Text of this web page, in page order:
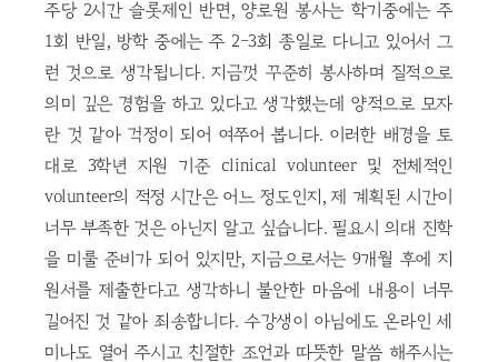
주당 2시간 슬롯제인 반면, 양로원 봉사는 학기중에는 주
1회 반일, 방학 중에는 주 2-3회 종일로 다니고 있어서 그
런 것으로 생각됩니다. 지금껏 꾸준히 봉사하며 질적으로
의미 깊은 경험을 하고 있다고 생각했는데 양적으로 모자
란 것 같아 걱정이 되어 여쭈어 봅니다. 이러한 배경을 토
대로 3학년 지원 기준 clinical volunteer 및 전체적인
volunteer의 적정 시간은 어느 정도인지, 제 계획된 시간이
너무 부족한 것은 아닌지 알고 싶습니다. 필요시 의대 진학
을 미룰 준비가 되어 있지만, 지금으로서는 9개월 후에 지
원서를 제출한다고 생각하니 불안한 마음에 내용이 너무
길어진 것 같아 죄송합니다. 수강생이 아님에도 온라인 세
미나도 열어 주시고 친절한 조언과 따뜻한 말씀 해주시는